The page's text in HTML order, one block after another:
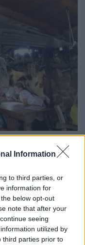
Information
to third parties, or
information for
below opt-out
note that after your
seeing
utilized by
third parties prior to
- nesztek itt a
hogy mit
2.90 Euroért
rendelését.